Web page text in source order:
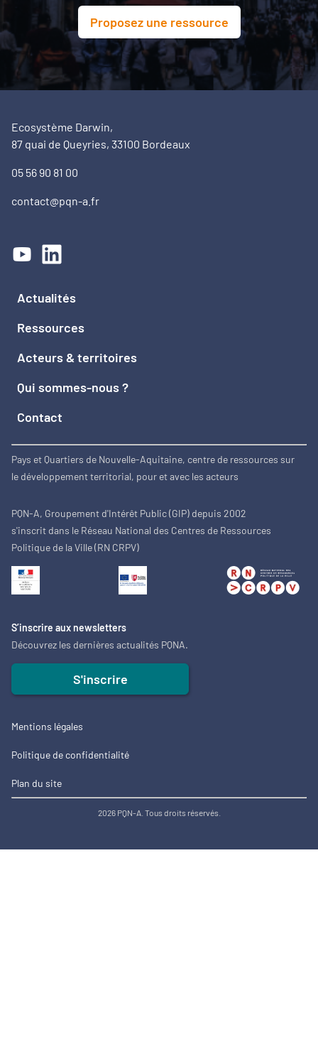
Proposez une ressource
Ecosystème Darwin,
87 quai de Queyries, 33100 Bordeaux
05 56 90 81 00
contact@pqn-a.fr
Actualités
Ressources
Acteurs & territoires
Qui sommes-nous ?
Contact
Pays et Quartiers de Nouvelle-Aquitaine, centre de ressources sur
le développement territorial, pour et avec les acteurs
PQN-A, Groupement d'Intérêt Public (GIP) depuis 2002
s'inscrit dans le Réseau National des Centres de Ressources
Politique de la Ville (RN CRPV)
S’inscrire aux newsletters
Découvrez les dernières actualités PQNA.
S'inscrire
Mentions légales
Politique de confidentialité
Plan du site
2026 PQN-A. Tous droits réservés.